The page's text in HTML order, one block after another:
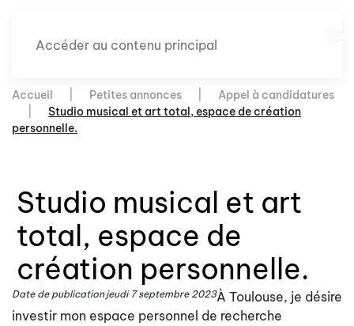
Accéder au contenu principal
Accueil Petites annonces
Appel à candidatures
Studio musical et art total, espace de création
personnelle.
Studio musical et art
total, espace de
création personnelle.
Date de publication jeudi 7 septembre 2023À Toulouse, je désire
investir mon espace personnel de recherche